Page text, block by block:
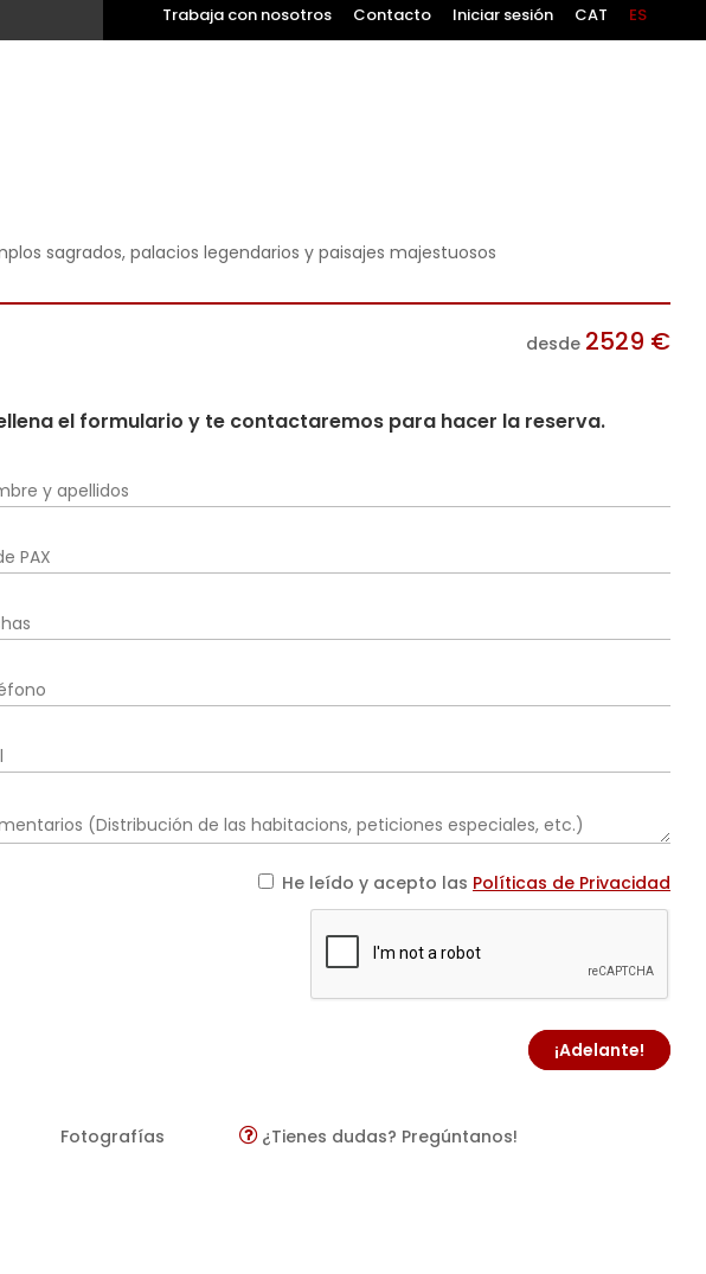
Trabaja con nosotros Contacto Iniciar sesión CAT ES
sagrados, palacios legendarios y paisajes majestuosos
desde 2529 €
el formulario y te contactaremos para hacer la reserva.
He leído y acepto las Políticas de Privacidad
¡Adelante!
Fotografías ¿Tienes dudas? Pregúntanos!